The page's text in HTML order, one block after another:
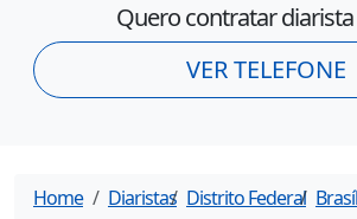
Quero contratar diarista
VER TELEFONE
Home Diaristas Distrito Federal